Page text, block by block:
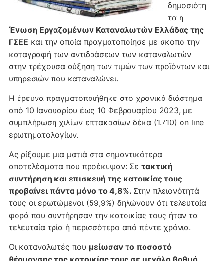
δημοσιότη
τα η
Ένωση Εργαζομένων Καταναλωτών Ελλάδας της
ΓΣΕΕ και την οποία πραγματοποίησε με σκοπό την
καταγραφή των αντιδράσεων των καταναλωτών
στην τρέχουσα αύξηση των τιμών των προϊόντων και
υπηρεσιών που καταναλώνει.
Η έρευνα πραγματοποιήθηκε στο χρονικό διάστημα
από 10 Ιανουαρίου έως 10 Φεβρουαρίου 2023, με
συμπλήρωση χιλίων επτακοσίων δέκα (1.710) on line
ερωτηματολογίων.
Ας ρίξουμε μια ματιά στα σημαντικότερα
αποτελέσματα που προέκυψαν: Σε τακτική
συντήρηση και επισκευή της κατοικίας τους
προβαίνει πάντα μόνο το 4,8%. Στην πλειονότητά
τους οι ερωτώμενοι (59,9%) δηλώνουν ότι τελευταία
φορά που συντήρησαν την κατοικίας τους ήταν τα
τελευταία τρία ή περισσότερο από πέντε χρόνια.
Οι καταναλωτές που μείωσαν το ποσοστό